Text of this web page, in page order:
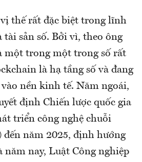
thế rất đặc biệt trong lĩnh
tài sản số. Bởi vì, theo ông
một trong một trong số rất
là hạ tầng số và đang
nền kinh tế. Năm ngoái,
định Chiến lược quốc gia
triển công nghệ chuỗi
năm 2025, định hướng
năm nay, Luật Công nghiệp